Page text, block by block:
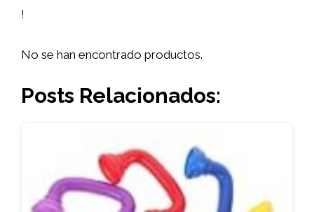
!
No se han encontrado productos.
Posts Relacionados: